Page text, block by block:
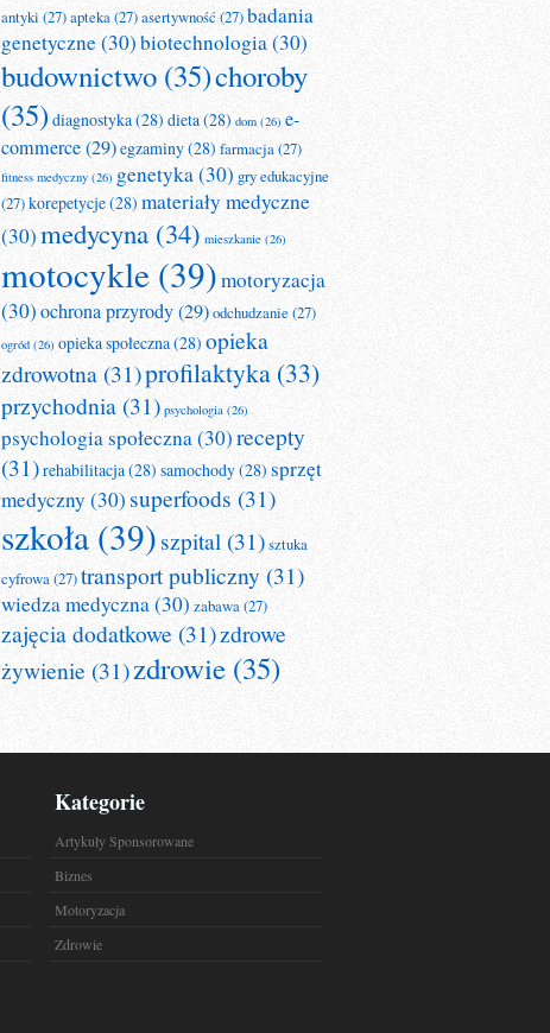
antyki (27)apteka(27)asertywność (27)badania
genetyczne(30)biotechnologia(30)
budownictwo (35)choroby
(35)diagnostyka(28) dieta(28) dom (26) e-
commerce(29)egzaminy(28) farmacja(27)
fitness medyczny (26) genetyka(30) gry edukacyjne
(27)korepetycje(28) materiały medyczne
(30)medycyna (34) mieszkanie (26)
motocykle (39)motoryzacja
(30)ochrona przyrody(29)odchudzanie(27)
ogród (26) opieka społeczna(28) opieka
zdrowotna (31)profilaktyka (33)
przychodnia (31) psychologia (26)
psychologia społeczna(30)recepty
(31)rehabilitacja(28) samochody(28) sprzęt
medyczny(30) superfoods (31)
szkoła (39)szpital (31)sztuka
cyfrowa(27)transport publiczny (31)
wiedza medyczna(30) zabawa(27)
zajęcia dodatkowe (31)zdrowe
żywienie (31)zdrowie (35)
Kategorie
Artykuły Sponsorowane
Biznes
Motoryzacja
Zdrowie